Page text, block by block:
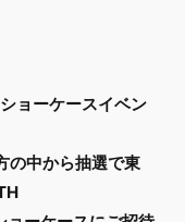
ョーケースイベン
の中から抽選で東